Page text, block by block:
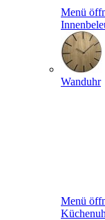
Menü
Wanduhr
Menü